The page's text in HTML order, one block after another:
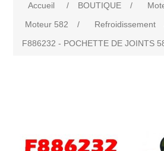
Accueil / BOUTIQUE /
Moteur 582
/ Refroidissement
F886232 - POCHETTE DE JOINTS